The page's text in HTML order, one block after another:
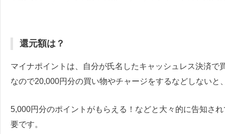
還元額は？
マイナポイントは、自分が氏名したキャッシュレス決済
なので20,000円分の買い物やチャージをするなどしない
5,000円分のポイントがもらえる！などと大々的に告知さ
要です。